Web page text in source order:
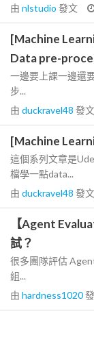
由 nlstudio 發文
[Machine
Data pre-
一邊要上課一邊還
步...
由 duckravel48 發文
[Machine
這個系列文章是
檔學一點data...
由 duckravel48 發文
【Agent
試？
很多團隊評估
組...
由 hardness1020